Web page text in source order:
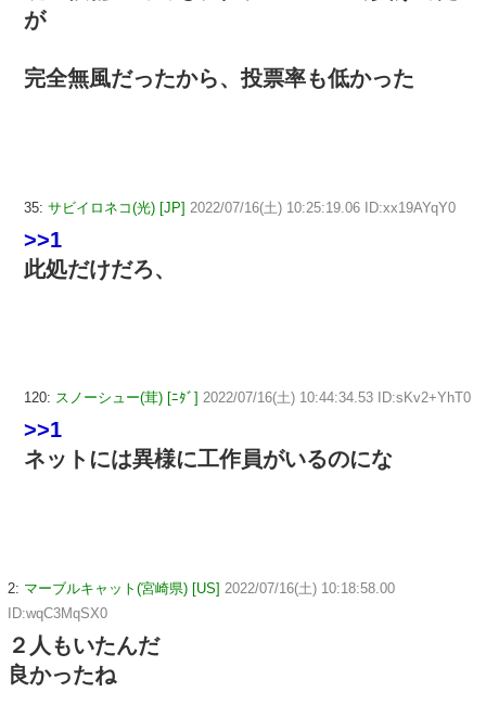
が
完全無風だったから、投票率も低かった
35: サビイロネコ(光) [JP] 2022/07/16(土) 10:25:19.06 ID:xx19AYqY0
>>1
此処だけだろ、
120: スノーシュー(茸) [ﾆﾀﾞ] 2022/07/16(土) 10:44:34.53 ID:sKv2+YhT0
>>1
ネットには異様に工作員がいるのにな
2: マーブルキャット(宮崎県) [US] 2022/07/16(土) 10:18:58.00
ID:wqC3MqSX0
２人もいたんだ
良かったね